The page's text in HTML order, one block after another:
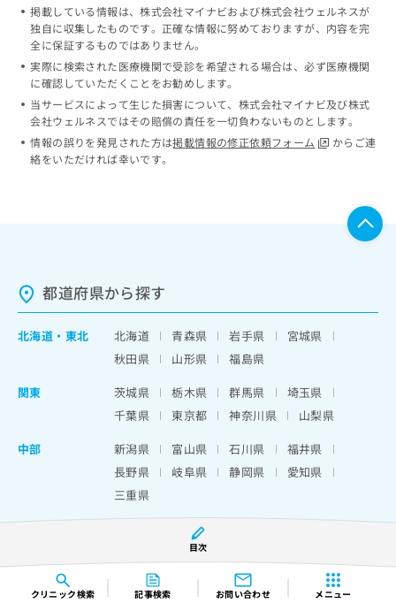
クリニック検索 記事検索 お問い合わせ メニュー
目次
掲載している情報は、株式会社マイナビおよび株式会社ウェルネスが
独自に収集したものです。正確な情報に努めておりますが、内容を完
全に保証するものではありません。
実際に検索された医療機関で受診を希望される場合は、必ず医療機関
に確認していただくことをお勧めします。
当サービスによって生じた損害について、株式会社マイナビ及び株式
会社ウェルネスではその賠償の責任を一切負わないものとします。
情報の誤りを発見された方は掲載情報の修正依頼フォーム
からご連
絡をいただければ幸いです。
都道府県から探す
北海道 ・ 東北 北海道 青森県 岩手県
宮城県
秋田県
山形県
福島県
関東
茨城県 栃木県 群馬県
埼玉県
千葉県
東京都 神奈川県
山梨県
中部
新潟県 富山県 石川県
福井県
長野県
岐阜県 静岡県
愛知県
三重県
京都府
和歌山県
中国・四国
鳥取県 岡山県